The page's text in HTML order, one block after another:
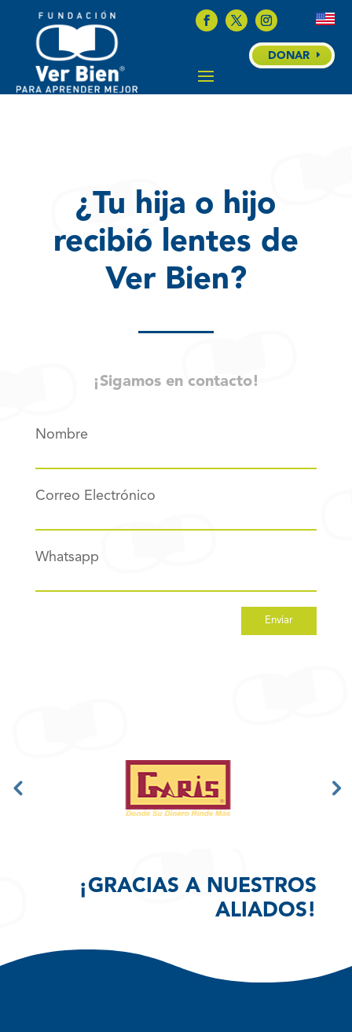
DONAR
¿Tu hija o hijo
recibió lentes de
Ver Bien?
¡Sigamos en contacto!
Nombre
Correo Electrónico
Whatsapp
¡GRACIAS A NUESTROS
ALIADOS!